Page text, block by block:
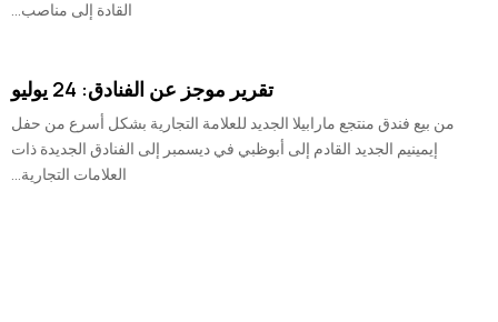
القادة إلى مناصب...
تقرير موجز عن الفنادق: 24 يوليو
من بيع فندق منتجع مارابيلا الجديد للعلامة التجارية بشكل أسرع من حفل
إيمينيم الجديد القادم إلى أبوظبي في ديسمبر إلى الفنادق الجديدة ذات
العلامات التجارية...